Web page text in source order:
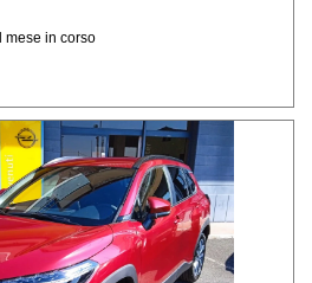
suoi dati personali: dati
e nominativi, recapiti
raccolti ed archiviati anche
offerte emesse (anche se
agli ordini stipulati, nonché
generali relative alla
ed attività. Per
delle finalità sotto riportate non
l’acquisizione di dati personali
mese in corso